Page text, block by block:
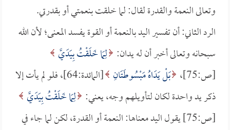
وتعالى النعمة والقدرة لقال: لما خلقت بنعمتي أو بقدرتي.
الرد الثاني: أن تفسير اليد بالنعمة أو القوة يفسد المعنى؛ لأن الله
سبحانه وتعالى أخبر أن له يدان: لِمَا خَلَقْتُ بِيَدَيَّ
[ص:75]،
بَلْ يَدَاهُ مَبْسُوطَتَانِ
[المائدة:64]، فلو لم يأت إلا
ذكر يد واحدة لكان لتأويلهم وجه، يعني: لِمَا خَلَقْتُ بِيَدَيَّ
[ص:75] يقول اليد معناها: النعمة أو القدرة، لكن لما جاء في